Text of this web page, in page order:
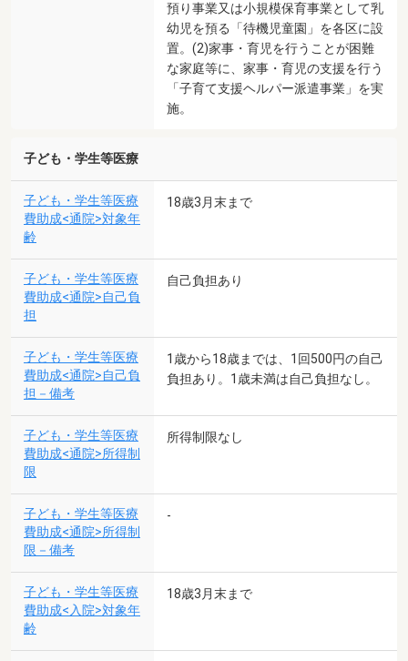
預り事業又は小規模保育事業として乳
幼児を預る「待機児童園」を各区に設
置。(2)家事・育児を行うことが困難
な家庭等に、家事・育児の支援を行う
「子育て支援ヘルパー派遣事業」を実
施。
子ども・学生等医療
子ども・学生等医療
費助成<通院>対象年
齢
18歳3月末まで
子ども・学生等医療
費助成<通院>自己負
担
自己負担あり
子ども・学生等医療
費助成<通院>自己負
担－備考
1歳から18歳までは、1回500円の自己
負担あり。1歳未満は自己負担なし。
子ども・学生等医療
費助成<通院>所得制
限
所得制限なし
子ども・学生等医療
費助成<通院>所得制
限－備考
-
子ども・学生等医療
費助成<入院>対象年
齢
18歳3月末まで